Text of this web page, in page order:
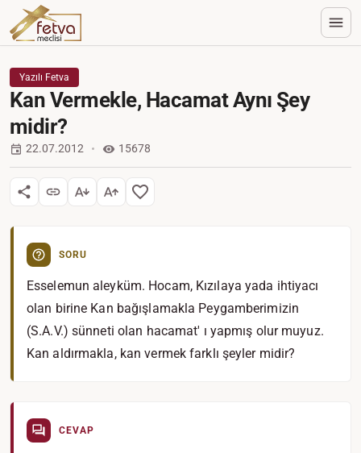
Yazılı Fetva
Kan Vermekle, Hacamat Aynı Şey
midir?
22.07.2012 15678
SORU
Esselemun aleyküm. Hocam, Kızılaya yada ihtiyacı
olan birine Kan bağışlamakla Peygamberimizin
(S.A.V.) sünneti olan hacamat' ı yapmış olur muyuz.
Kan aldırmakla, kan vermek farklı şeyler midir?
CEVAP